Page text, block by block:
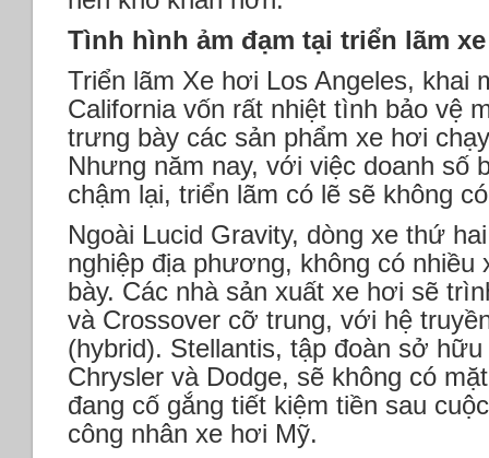
Tình hình ảm đạm tại triển lãm
Triển lãm Xe hơi Los Angeles, khai
California vốn rất nhiệt tình bảo vệ
trưng bày các sản phẩm xe hơi
Nhưng năm nay, với việc doanh số
chậm lại, triển lãm có lẽ sẽ không
Ngoài Lucid Gravity, dòng xe thứ
nghiệp địa phương, không có
bày. Các nhà sản xuất xe hơi sẽ
và Crossover cỡ trung, với hệ
(hybrid). Stellantis, tập đoàn sở
Chrysler và Dodge, sẽ không có
đang cố gắng tiết kiệm tiền sau
công nhân xe hơi Mỹ.